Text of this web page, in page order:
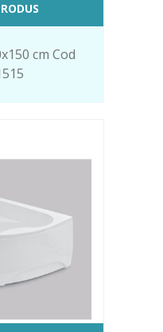
cm Cod